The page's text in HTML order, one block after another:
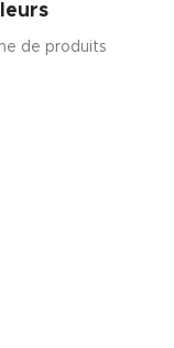
de produits